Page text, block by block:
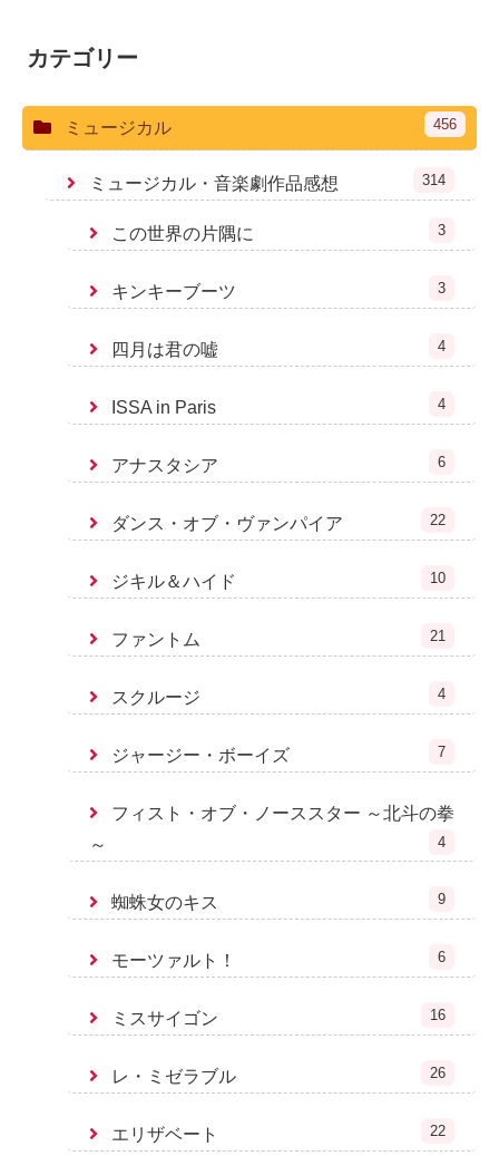
カテゴリー
ミュージカル 456
ミュージカル・音楽劇作品感想 314
この世界の片隅に 3
キンキーブーツ 3
四月は君の嘘 4
ISSA in Paris 4
アナスタシア 6
ダンス・オブ・ヴァンパイア 22
ジキル＆ハイド 10
ファントム 21
スクルージ 4
ジャージー・ボーイズ 7
フィスト・オブ・ノーススター ～北斗の拳
～
4
蜘蛛女のキス 9
モーツァルト！ 6
ミスサイゴン 16
レ・ミゼラブル 26
エリザベート 22